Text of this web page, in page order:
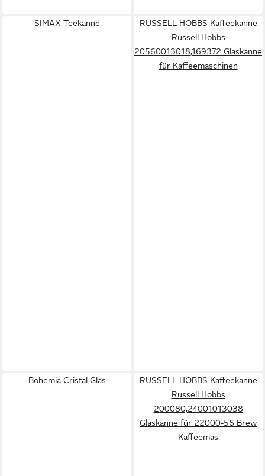
SIMAX Teekanne
RUSSELL HOBBS Kaffeekanne
Russell Hobbs
20560013018,169372 Glaskanne
für Kaffeemaschinen
Bohemia Cristal Glas
RUSSELL HOBBS Kaffeekanne
Russell Hobbs
200080,24001013038
Glaskanne für 22000-56 Brew
Kaffeemas